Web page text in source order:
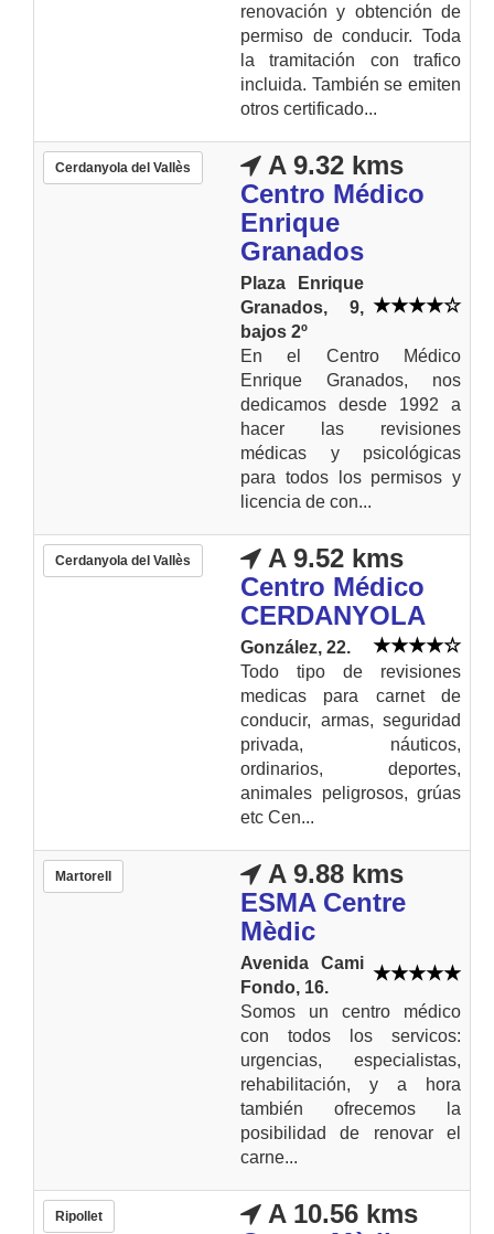
renovación y obtención de
permiso de conducir. Toda
la tramitación con trafico
incluida. También se emiten
otros certificado...
Cerdanyola del Vallès
A 9.32 kms
Centro Médico
Enrique
Granados
Plaza Enrique
Granados, 9,
bajos 2º
En el Centro Médico
Enrique Granados, nos
dedicamos desde 1992 a
hacer las revisiones
médicas y psicológicas
para todos los permisos y
licencia de con...
Cerdanyola del Vallès
A 9.52 kms
Centro Médico
CERDANYOLA
González, 22.
Todo tipo de revisiones
medicas para carnet de
conducir, armas, seguridad
privada, náuticos,
ordinarios, deportes,
animales peligrosos, grúas
etc Cen...
Martorell
A 9.88 kms
ESMA Centre
Mèdic
Avenida Cami
Fondo, 16.
Somos un centro médico
con todos los servicos:
urgencias, especialistas,
rehabilitación, y a hora
también ofrecemos la
posibilidad de renovar el
carne...
Ripollet
A 10.56 kms